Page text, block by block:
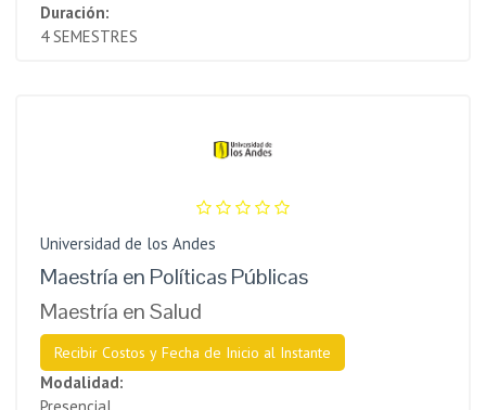
Duración:
4 SEMESTRES
Universidad de los Andes
Maestría en Políticas Públicas
Maestría en Salud
Recibir Costos y Fecha de Inicio al Instante
Modalidad: